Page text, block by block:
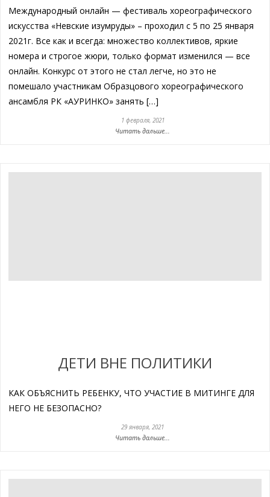
Международный онлайн — фестиваль хореографического
искусства «Невские изумруды» – проходил с 5 по 25 января
2021г. Все как и всегда: множество коллективов, яркие
номера и строгое жюри, только формат изменился — все
онлайн. Конкурс от этого не стал легче, но это не
помешало участникам Образцового хореографического
ансамбля РК «АУРИНКО» занять […]
1 февраля, 2021
Читать дальше...
ДЕТИ ВНЕ ПОЛИТИКИ
КАК ОБЪЯСНИТЬ РЕБЕНКУ, ЧТО УЧАСТИЕ В МИТИНГЕ ДЛЯ
НЕГО НЕ БЕЗОПАСНО?
29 января, 2021
Читать дальше...